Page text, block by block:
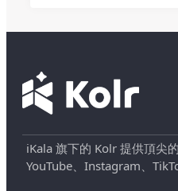
iKala 旗下的 Kolr 提供頂尖
YouTube、Instagram、